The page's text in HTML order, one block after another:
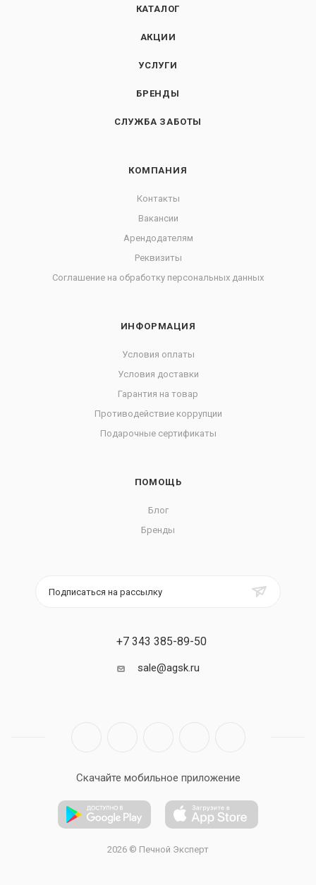
КАТАЛОГ
АКЦИИ
УСЛУГИ
БРЕНДЫ
СЛУЖБА ЗАБОТЫ
КОМПАНИЯ
Контакты
Вакансии
Арендодателям
Реквизиты
Соглашение на обработку персональных данных
ИНФОРМАЦИЯ
Условия оплаты
Условия доставки
Гарантия на товар
Противодействие коррупции
Подарочные сертификаты
ПОМОЩЬ
Блог
Бренды
Подписаться на рассылку
+7 343 385-89-50
sale@agsk.ru
Скачайте мобильное приложение
2026 © Печной Эксперт